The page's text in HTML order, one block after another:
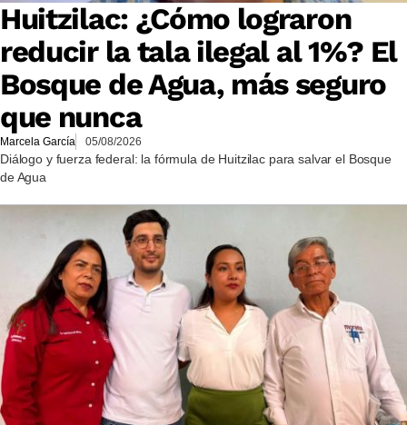
Huitzilac: ¿Cómo lograron
reducir la tala ilegal al 1%? El
Bosque de Agua, más seguro
que nunca
Marcela García 05/08/2026
Diálogo y fuerza federal: la fórmula de Huitzilac para salvar el Bosque
de Agua